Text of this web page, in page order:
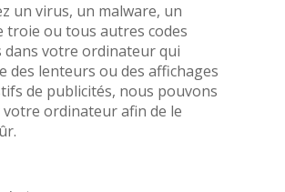
un virus, un malware, un
troie ou tous autres codes
dans votre ordinateur qui
des lenteurs ou des affichages
de publicités, nous pouvons
ordinateur afin de le